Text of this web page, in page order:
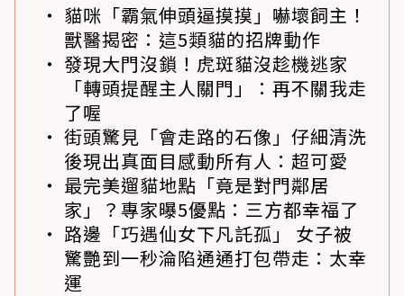
貓咪「霸氣伸頭逼摸摸」嚇壞飼主！
獸醫揭密：這5類貓的招牌動作
發現大門沒鎖！虎斑貓沒趁機逃家
「轉頭提醒主人關門」：再不關我走
了喔
街頭驚見「會走路的石像」仔細清洗
後現出真面目感動所有人：超可愛
最完美遛貓地點「竟是對門鄰居
家」？專家曝5優點：三方都幸福了
路邊「巧遇仙女下凡託孤」 女子被
驚艷到一秒淪陷通通打包帶走：太幸
運